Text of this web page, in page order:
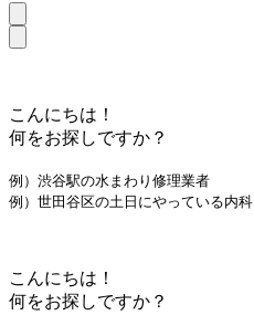
こんにちは！
何をお探しですか？
例）渋谷駅の水まわり修理業者
例）世田谷区の土日にやっている内科
こんにちは！
何をお探しですか？